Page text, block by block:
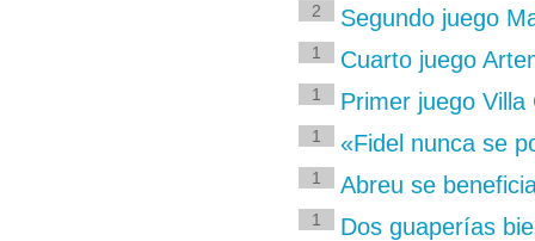
2 Segundo juego
1 Cuarto juego
1 Primer juego
1 «Fidel nunca se
1 Abreu se
1
Dos guaperías